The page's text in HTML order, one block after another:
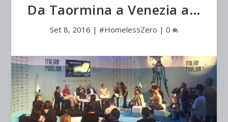
Da Taormina a Venezia a…
Set 8, 2016 | #HomelessZero | 0